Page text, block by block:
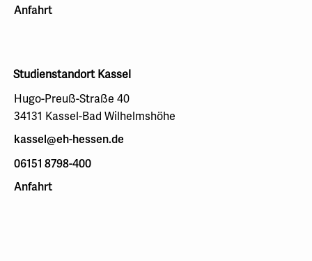
Anfahrt
Studienstandort Kassel
Hugo-Preuß-Straße 40
34131 Kassel-Bad Wilhelmshöhe
kassel@eh-hessen.de
06151 8798-400
Anfahrt